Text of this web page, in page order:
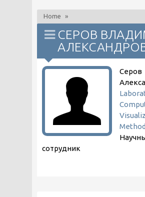
Home »
СЕРОВ
Серов
сотрудник